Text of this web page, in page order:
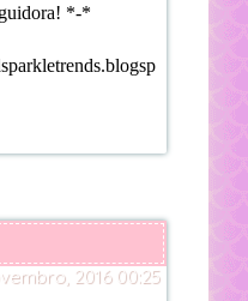
*-*
2016 00:25